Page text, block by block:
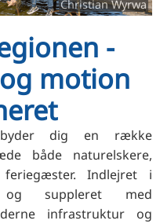
IT
PT
FI
ZH
Christian Wyrwa
-
motion
dig en række
både naturelskere,
Indlejret i
og suppleret med
infrastruktur og